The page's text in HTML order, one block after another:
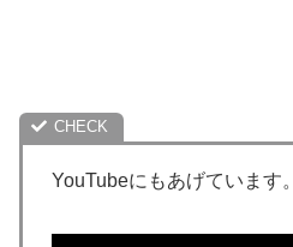
YouTubeにもあげています。